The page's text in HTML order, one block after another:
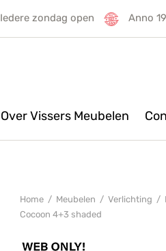
Iedere zondag open Anno
Over Vissers Meubelen
Home / Meubelen / Verlichting /
Cocoon 4+3 shaded